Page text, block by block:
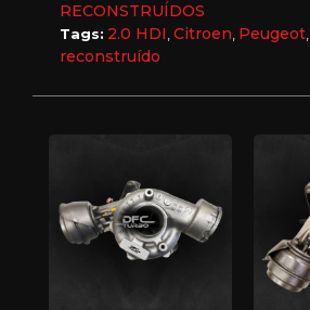
RECONSTRUÍDOS
Tags: 2.0 HDI,Citroen, Peugeot,
reconstruído